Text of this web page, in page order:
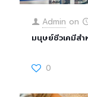
Admin on
มนุษย์ชีวเคมีส
0